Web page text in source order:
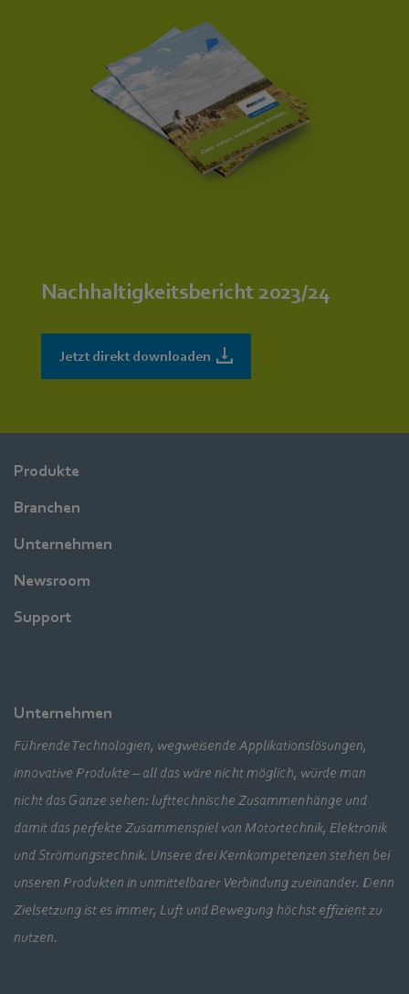
Nachhaltigkeitsbericht 2023/24
Jetzt direkt downloaden
Produkte
Branchen
Unternehmen
Newsroom
Support
Unternehmen
Führende Technologien, wegweisende Applikationslösungen,
innovative Produkte – all das wäre nicht möglich, würde man
nicht das Ganze sehen: lufttechnische Zusammenhänge und
damit das perfekte Zusammenspiel von Motortechnik, Elektronik
und Strömungstechnik. Unsere drei Kernkompetenzen stehen bei
unseren Produkten in unmittelbarer Verbindung zueinander. Denn
Zielsetzung ist es immer, Luft und Bewegung höchst effizient zu
nutzen.